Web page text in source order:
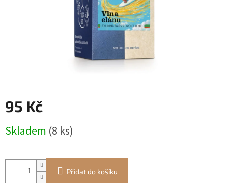
95 Kč
cena:
Skladem (8 ks)
Přidat do košíku